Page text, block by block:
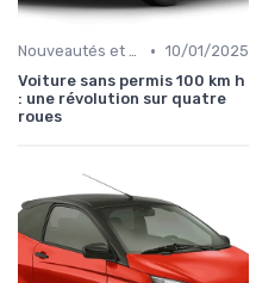
Nouveautés et Tendances • 10/01/2025
Voiture sans permis 100 km h
: une révolution sur quatre
roues